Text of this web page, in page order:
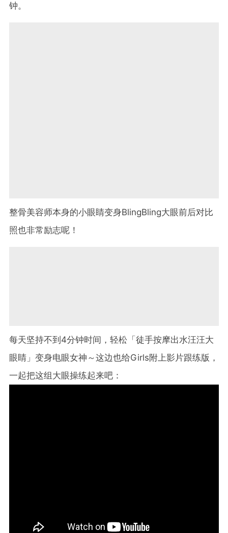
钟。
整骨美容师本身的小眼睛变身BlingBling大眼前后对比
照也非常励志呢！
每天坚持不到4分钟时间，轻松「徒手按摩出水汪汪大
眼睛」变身电眼女神～这边也给Girls附上影片跟练版，
一起把这组大眼操练起来吧：